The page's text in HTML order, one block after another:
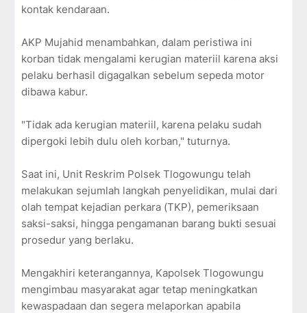
kontak kendaraan.
AKP Mujahid menambahkan, dalam peristiwa ini
korban tidak mengalami kerugian materiil karena aksi
pelaku berhasil digagalkan sebelum sepeda motor
dibawa kabur.
"Tidak ada kerugian materiil, karena pelaku sudah
dipergoki lebih dulu oleh korban," tuturnya.
Saat ini, Unit Reskrim Polsek Tlogowungu telah
melakukan sejumlah langkah penyelidikan, mulai dari
olah tempat kejadian perkara (TKP), pemeriksaan
saksi-saksi, hingga pengamanan barang bukti sesuai
prosedur yang berlaku.
Mengakhiri keterangannya, Kapolsek Tlogowungu
mengimbau masyarakat agar tetap meningkatkan
kewaspadaan dan segera melaporkan apabila